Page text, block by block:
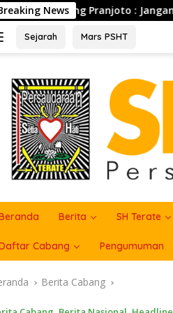
News
Abaikan Etika Persaudaraan
Sejarah Mars PSHT
Berita SH Terate
Cabang Pengumuman
Berita Cabang